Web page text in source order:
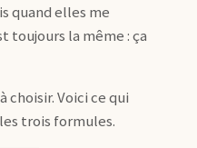
quand elles me
toujours la même : ça
choisir. Voici ce qui
trois formules.